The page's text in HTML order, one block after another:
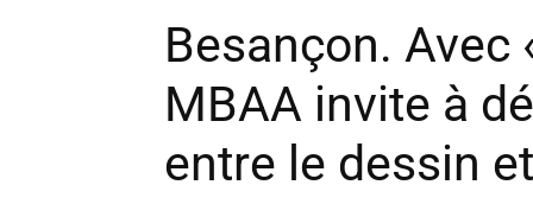
Besançon. Avec
MBAA invite à
entre le dessin